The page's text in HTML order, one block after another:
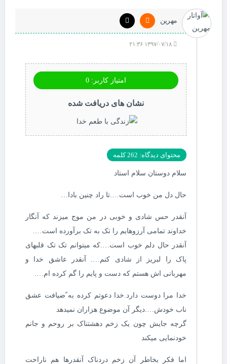
مهرین
امتیاز کاربر: 0
نشان های دریافت شده
محتوای دیدگاه: 262 کلمه
سلام دوستان سلام استاد
حال دل من خوب است….تا راد چنین بادا…
آنقدر حس شادی و خوبی در من موج میزند که آنگار
خداوند تمامی آرزوهایم را تک به تک برآورده است….
آنقدر حال دلم خوب است….که میتوانم تک تک قلبهای
پاک را لبریز از شادی کنم…. آنقدر عاشق خدا و
مهربانی اش هستم که دست و پایم را گم کرده ام….
خدا مرا دوست دارد.خدا دعوتم کرده به ًضیافت عشق
ناب خودش….دیگر آن موضوع هزاران نمیدهد
گرچه جایش چون یک زخم دهشتناک بر روحم و جانم
خودنمایی میکند
اما فکر بخاطر آن زخم دردناک آنقدرها هم ناراحت